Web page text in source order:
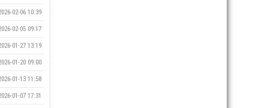
02-06 10:39
02-05 09:17
01-27 13:19
01-20 09:00
01-13 11:58
01-07 17:31